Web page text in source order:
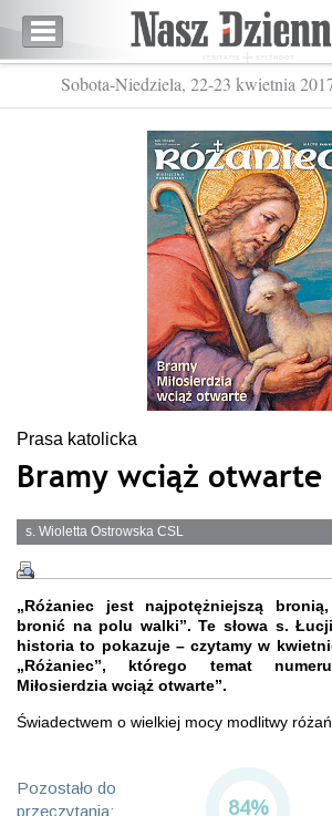
Sobota-Niedziela, 22-23 kwietnia
Prasa katolicka
Bramy wciąż otwarte
s. Wioletta Ostrowska CSL
„Różaniec jest najpotężniejszą
bronić na polu walki”. Te słowa s.
historia to pokazuje – czytamy w
„Różaniec”, którego temat
Miłosierdzia wciąż otwarte”.
Świadectwem o wielkiej mocy modlitwy
Pozostało do
przeczytania:
84%